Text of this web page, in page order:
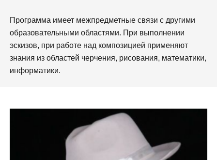
Программа имеет межпредметные связи с другими
образовательными областями. При выполнении
эскизов, при работе над композицией применяют
знания из областей черчения, рисования, математики,
информатики.